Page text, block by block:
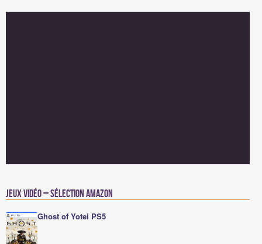
Jeux vidéo – Sélection Amazon
Ghost of Yotei PS5